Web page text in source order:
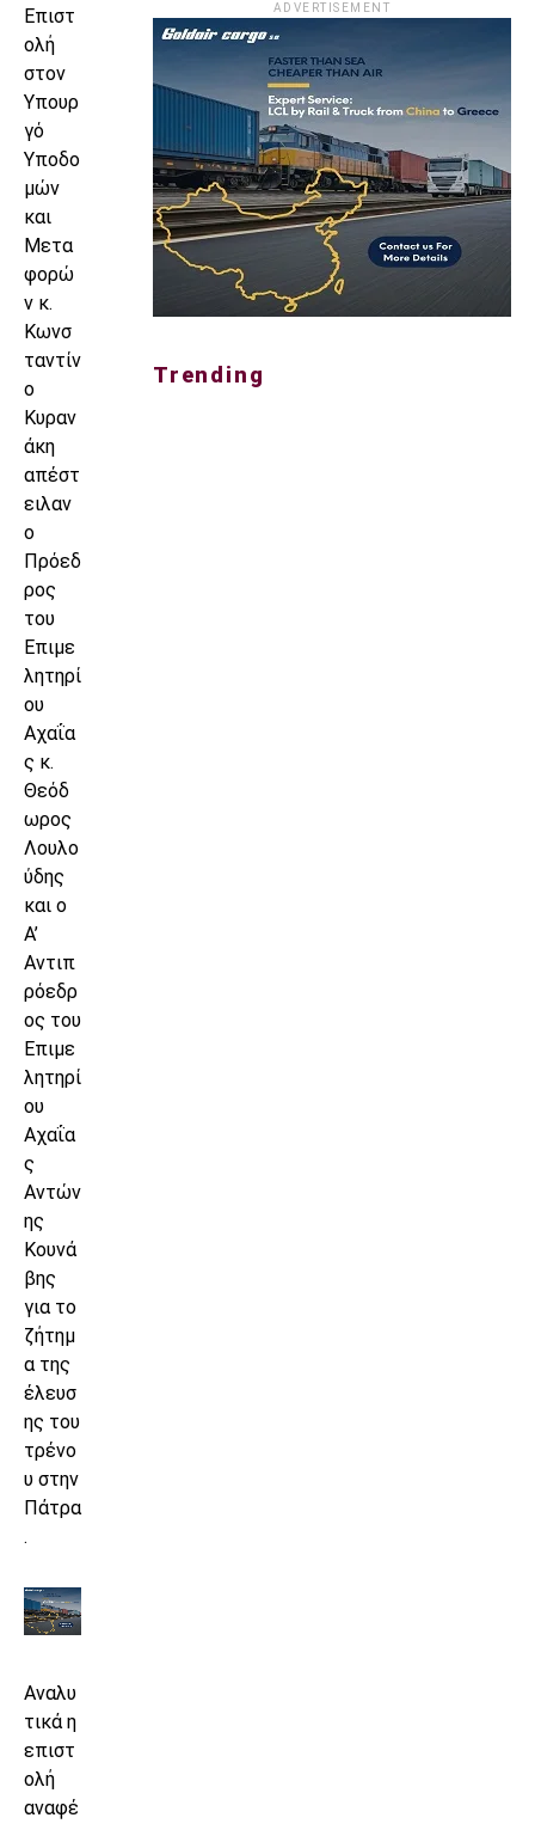
Επιστ
ολή
στον
Υπουρ
γό
Υποδο
μών
και
Μετα
φορώ
ν κ.
Κωνσ
ταντίν
ο
Κυραν
άκη
απέστ
ειλαν
ο
Πρόεδ
ρος
του
Επιμε
λητηρί
ου
Αχαΐα
ς κ.
Θεόδ
ωρος
Λουλο
ύδης
και ο
Α’
Αντιπ
ρόεδρ
ος του
Επιμε
λητηρί
ου
Αχαΐα
ς
Αντών
ης
Κουνά
βης
για το
ζήτημ
α της
έλευσ
ης του
τρένο
υ στην
Πάτρα
.
Αναλυ
τικά η
επιστ
ολή
αναφέ
ADVERTISEMENT
Trending